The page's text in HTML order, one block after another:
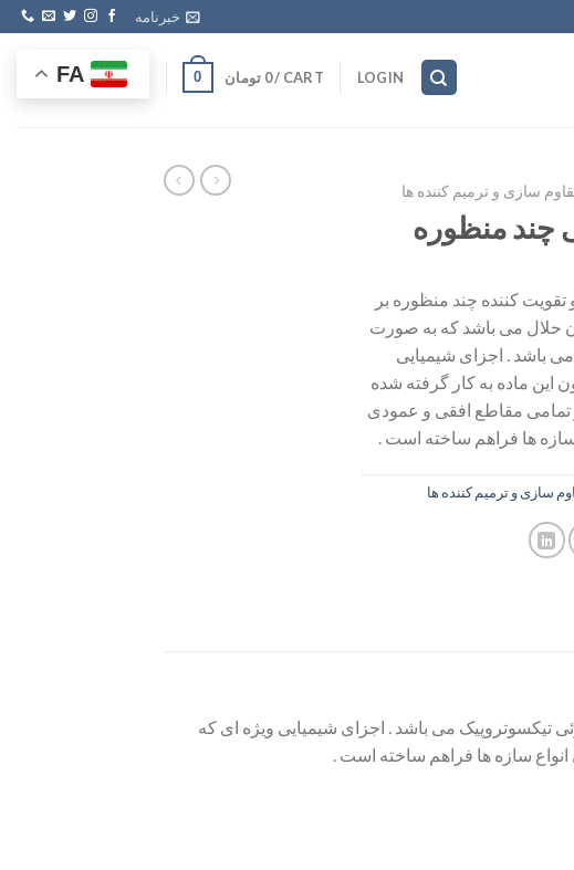
خبرنامه
LOGIN
CART /
0 تومان 0
FA
سازی و ترمیم کننده ها
چند منظوره
کننده چند منظوره بر
حلال می باشد که به صورت
می باشد . اجزای شیمیایی
این ماده به کار گرفته شده
تمامی مقاطع افقی و عمودی
ها فراهم ساخته است .
سازی و ترمیم کننده ها
تعمیراتی و تقویت کننده چند منظوره بر پایه رزین اپوکسی بدون حلال می باشد که به صورت ۲ جزئی تیکسوتروپیک می باشد . اجزای شیمیایی ویژه ای که
سازه ها فراهم ساخته است .